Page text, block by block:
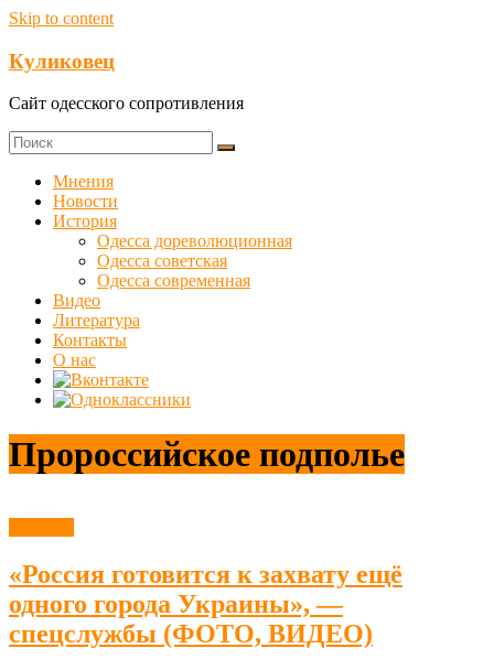
Skip to content
Куликовец
Сайт одесского сопротивления
Мнения
Новости
История
Одесса дореволюционная
Одесса советская
Одесса современная
Видео
Литература
Контакты
О нас
Пророссийское подполье
«Россия готовится к захвату ещё
одного города Украины», —
спецслужбы (ФОТО, ВИДЕО)